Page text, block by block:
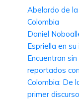
Abelardo de
Colombia
Daniel
Espriella en
Encuentran
reportados
Colombia: De
primer